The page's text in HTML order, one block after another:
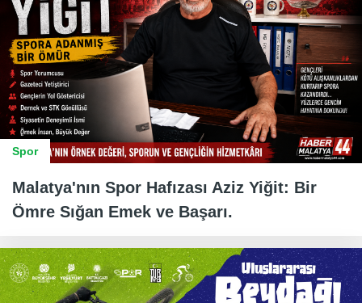
Spor
Malatya'nın Spor Hafızası Aziz Yiğit: Bir
Ömre Sığan Emek ve Başarı.